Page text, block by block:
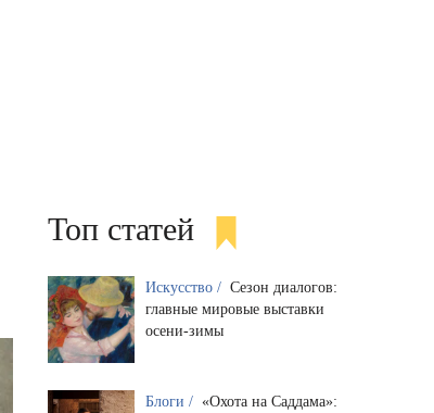
Топ статей
Искусство / Сезон диалогов:
главные мировые выставки
осени-зимы
Блоги / «Охота на Саддама»: